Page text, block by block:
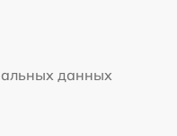
данных